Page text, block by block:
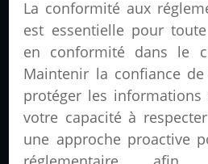
La conformité aux
est essentielle pour
en conformité dans le
Maintenir la confiance
protéger les informations
votre capacité à
une approche proactive